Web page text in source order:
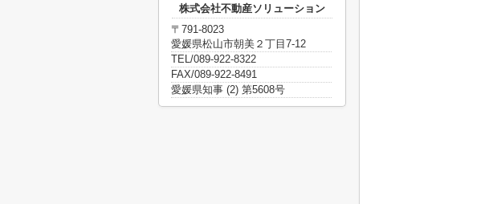
株式会社不動産ソリューション
〒791-8023
愛媛県松山市朝美２丁目7-12
TEL/089-922-8322
FAX/089-922-8491
愛媛県知事 (2) 第5608号